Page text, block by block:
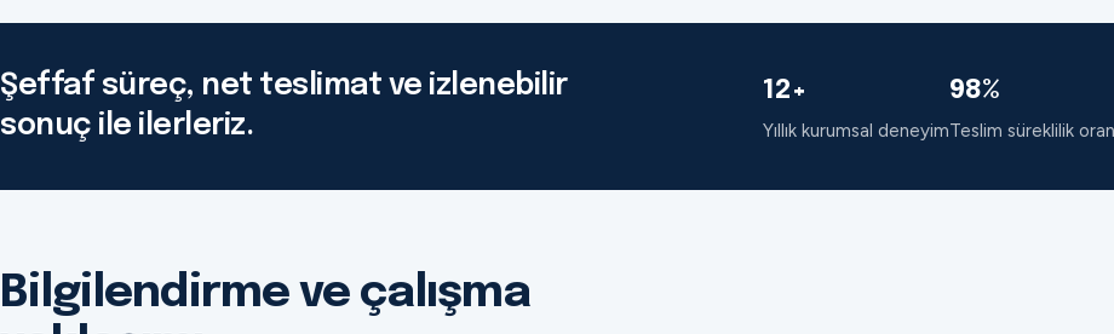
Şeffaf süreç, net teslimat ve izlenebilir
sonuç ile ilerleriz.
12+
Yıllık kurumsal deneyim
98%
Teslim süreklilik
Bilgilendirme ve çalışma